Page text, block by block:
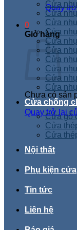
Quay
0
Giỏ hàng
Chưa có sản
Quay trở lại
Cửa
Cửa
Cửa
Cửa
Cửa
Cửa
Cửa
Cửa
Cửa
Cửa
Cửa chống
Cửa gỗ
Cửa
Cửa
Nội thất
Phụ kiện cửa
Tin tức
Liên hệ